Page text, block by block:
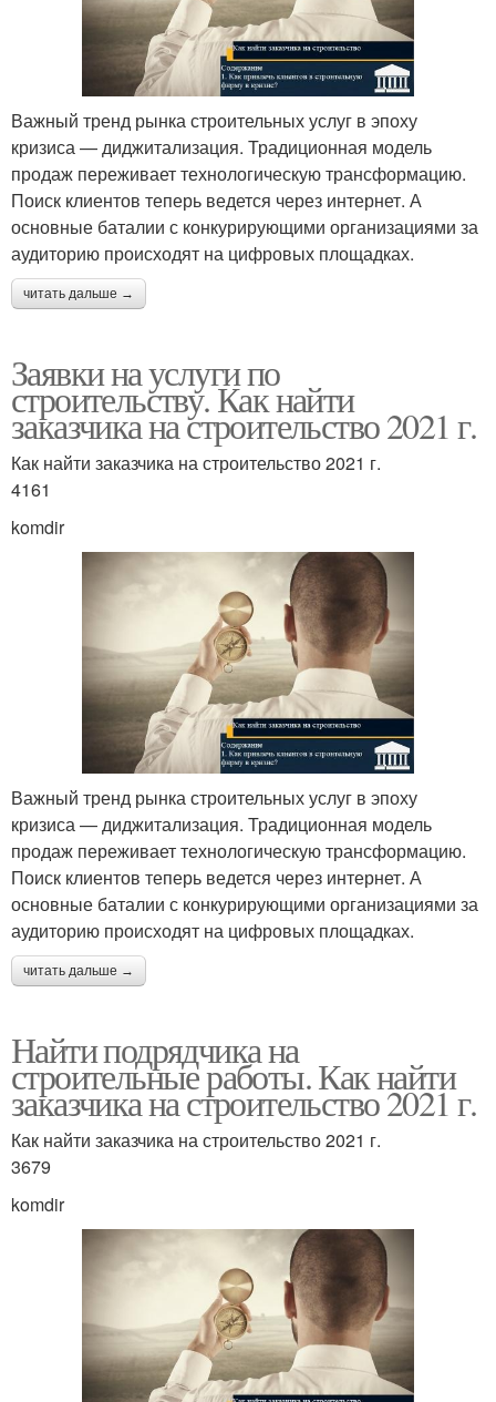
Важный тренд рынка строительных услуг в эпоху
кризиса — диджитализация. Традиционная модель
продаж переживает технологическую трансформацию.
Поиск клиентов теперь ведется через интернет. А
основные баталии с конкурирующими организациями за
аудиторию происходят на цифровых площадках.
читать дальше →
Заявки на услуги по
строительству. Как найти
заказчика на строительство 2021 г.
Как найти заказчика на строительство 2021 г.
4161
komdir
Важный тренд рынка строительных услуг в эпоху
кризиса — диджитализация. Традиционная модель
продаж переживает технологическую трансформацию.
Поиск клиентов теперь ведется через интернет. А
основные баталии с конкурирующими организациями за
аудиторию происходят на цифровых площадках.
читать дальше →
Найти подрядчика на
строительные работы. Как найти
заказчика на строительство 2021 г.
Как найти заказчика на строительство 2021 г.
3679
komdir